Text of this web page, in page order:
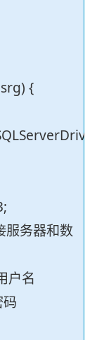
{
务器和数
户名